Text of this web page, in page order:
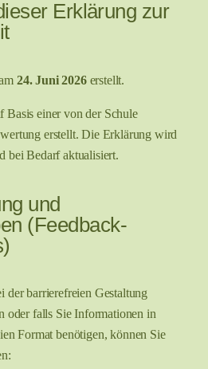
Erklärung zur
24. Juni 2026erstellt.
einer von der Schule
erstellt. Die Erklärung wird
bei Bedarf aktualisiert.
und
(Feedback-
der barrierefreien Gestaltung
oder falls Sie Informationen in
Format benötigen, können Sie